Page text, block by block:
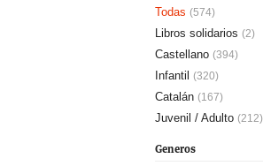
Todas (574)
Libros solidarios (2)
Castellano (394)
Infantil (320)
Catalán (167)
Juvenil / Adulto (212)
Generos